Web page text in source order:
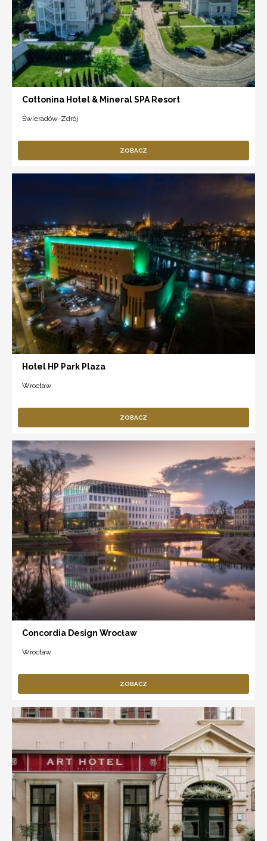
Cottonina Hotel & Mineral SPA Resort
Świeradów-Zdrój
ZOBACZ
Hotel HP Park Plaza
Wrocław
ZOBACZ
Concordia Design Wrocław
Wrocław
ZOBACZ